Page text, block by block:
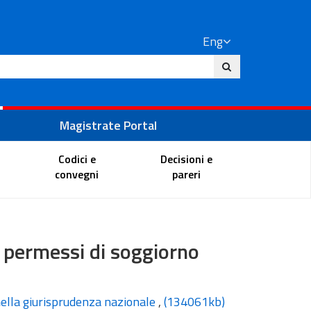
Eng
Magistrate Portal
Codici e
convegni
Decisioni e
pareri
di soggiorno
giurisprudenza nazionale ,(134061kb)